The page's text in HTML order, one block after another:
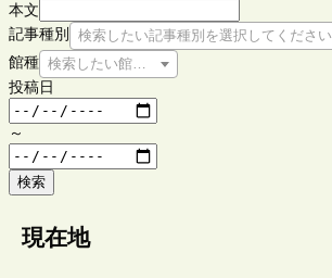
本文
記事種別
検索したい記事種別を選択してください
館種 検索したい館種を選択してください
投稿日
～
検索
現在地